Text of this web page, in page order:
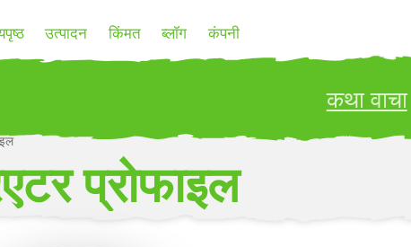
उत्पादन किंमत ब्लॉग कंपनी
कथा वाचा
प्रोफाइल